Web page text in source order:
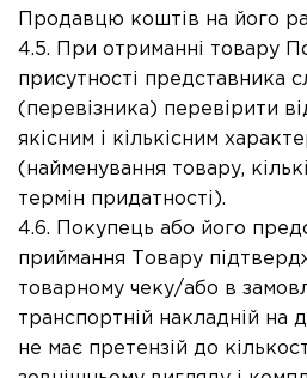
Продавцю коштів на його
4.5. При отриманні товару
присутності представника
(перевізника) перевірити
якісним і кількісним
(найменування товару,
термін придатності).
4.6. Покупець або його
приймання Товару
товарному чеку/або в
транспортній накладній на
не має претензій до